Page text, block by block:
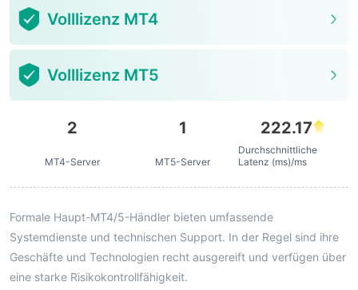
Volllizenz MT4
Volllizenz MT5
2
MT4-Server
1
MT5-Server
222.17
Durchschnittliche
Latenz (ms)/ms
Formale Haupt-MT4/5-Händler bieten umfassende
Systemdienste und technischen Support. In der Regel sind ihre
Geschäfte und Technologien recht ausgereift und verfügen über
eine starke Risikokontrollfähigkeit.